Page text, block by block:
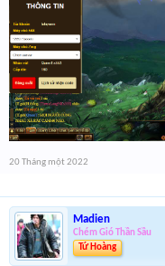
20 Tháng một 2022
Madien
Chém Gió Thần Sầu
Tứ Hoàng